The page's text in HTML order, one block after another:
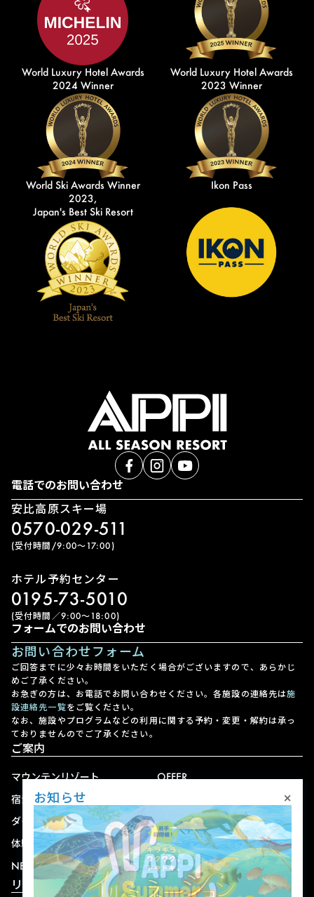
World Luxury Hotel Awards
2024 Winner
World Luxury Hotel Awards
2023 Winner
World Ski Awards Winner
2023,
Japan's Best Ski Resort
Ikon Pass
電話でのお問い合わせ
安比高原スキー場
0570-029-511
(受付時間/9:00〜17:00)
ホテル予約センター
0195-73-5010
(受付時間／9:00〜18:00)
フォームでのお問い合わせ
お問い合わせフォーム
ご回答までに少々お時間をいただく場合がございますので、あらかじ
めご了承ください。
お急ぎの方は、お電話でお問い合わせください。各施設の連絡先は施
設連絡先一覧をご覧ください。
なお、施設やプログラムなどの利用に関する予約・変更・解約は承っ
ておりませんのでご了承ください。
ご案内
マウンテンリゾート
宿泊
ダイニング
体験
NEWS
OFFER
宅配
ショップ
リゾート情報
お知らせ ×